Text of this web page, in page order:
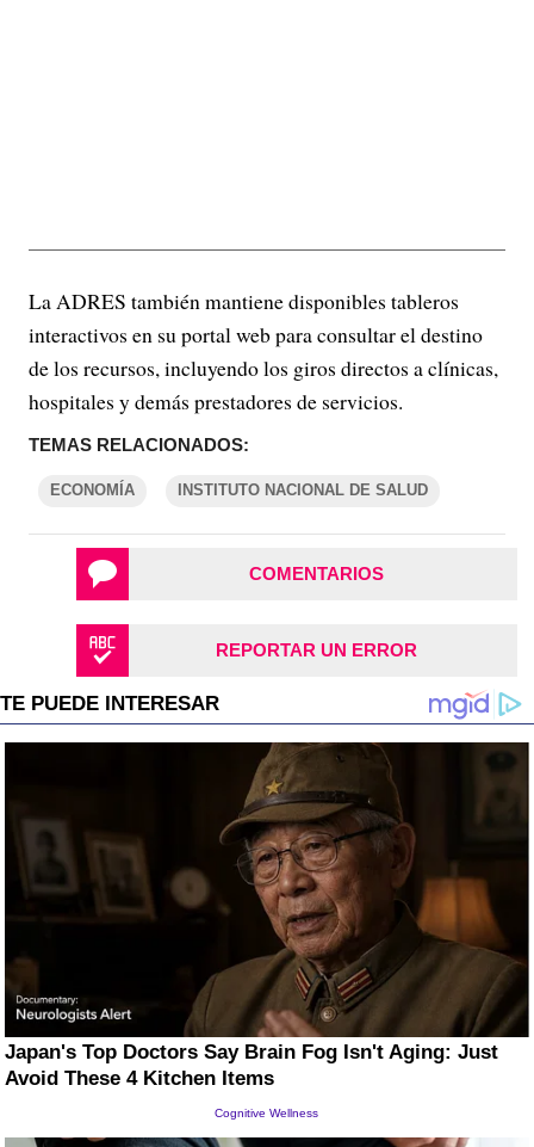
La ADRES también mantiene disponibles tableros
interactivos en su portal web para consultar el destino
de los recursos, incluyendo los giros directos a clínicas,
hospitales y demás prestadores de servicios.
TEMAS RELACIONADOS:
ECONOMÍA INSTITUTO NACIONAL DE SALUD
COMENTARIOS
REPORTAR UN ERROR